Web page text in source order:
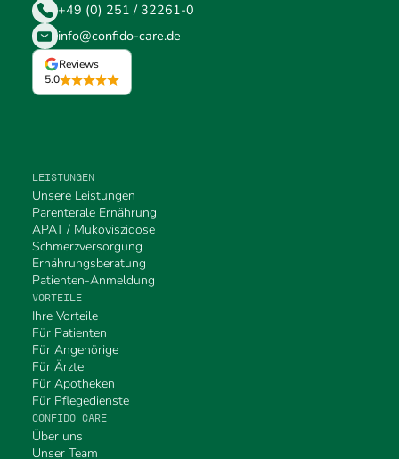
+49 (0) 251 / 32261-0
info@confido-care.de
Reviews
5.0
LEISTUNGEN
Unsere Leistungen
Parenterale Ernährung
APAT / Mukoviszidose
Schmerzversorgung
Ernährungsberatung
Patienten-Anmeldung
VORTEILE
Ihre Vorteile
Für Patienten
Für Angehörige
Für Ärzte
Für Apotheken
Für Pflegedienste
CONFIDO CARE
Über uns
Unser Team